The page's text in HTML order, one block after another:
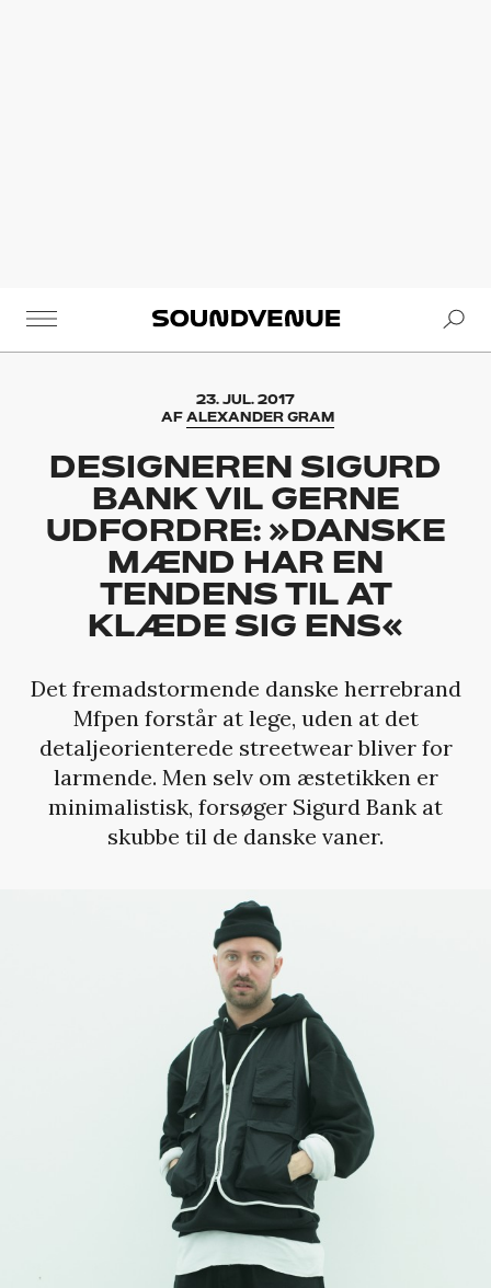
Soundvenue
23. JUL. 2017
AFALEXANDER GRAM
DESIGNEREN SIGURD
BANK VIL GERNE
UDFORDRE: »DANSKE
MÆND HAR EN
TENDENS TIL AT
KLÆDE SIG ENS«
Det fremadstormende danske herrebrand
Mfpen forstår at lege, uden at det
detaljeorienterede streetwear bliver for
larmende. Men selv om æstetikken er
minimalistisk, forsøger Sigurd Bank at
skubbe til de danske vaner.